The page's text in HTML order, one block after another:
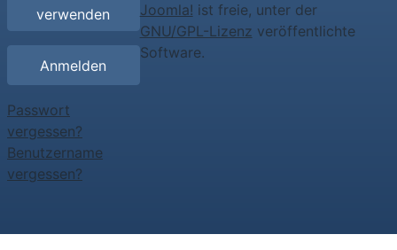
verwenden
Anmelden
Passwort
vergessen?
Benutzername
vergessen?
Joomla! ist freie, unter der
GNU/GPL-Lizenz veröffentlichte
Software.